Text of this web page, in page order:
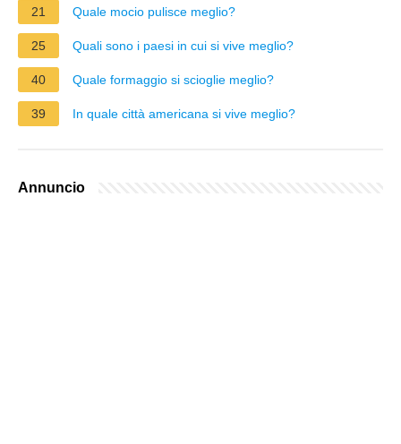
21 Quale mocio pulisce meglio?
25 Quali sono i paesi in cui si vive meglio?
40 Quale formaggio si scioglie meglio?
39 In quale città americana si vive meglio?
Annuncio